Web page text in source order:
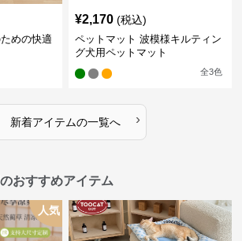
めの快適
¥2,170 (税込)
ペットマット 波模様キルティン
グ犬用ペットマット
全3色
新着アイテムの一覧へ ›
おすすめアイテム
人気